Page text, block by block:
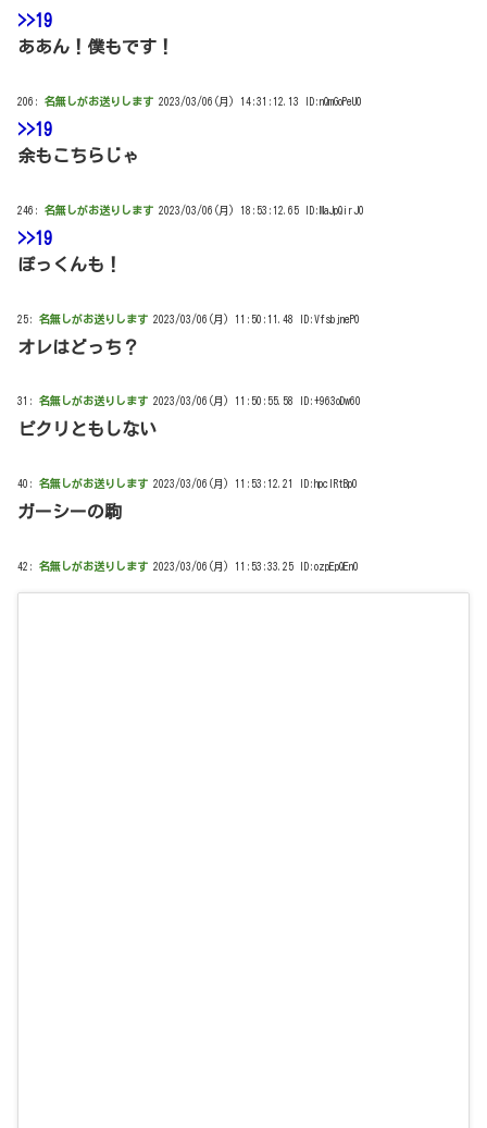
>>19
ああん！僕もです！
206: 名無しがお送りします 2023/03/06(月) 14:31:12.13 ID:nQmGoPeU0
>>19
余もこちらじゃ
246: 名無しがお送りします 2023/03/06(月) 18:53:12.65 ID:MaJpQirJ0
>>19
ぽっくんも！
25: 名無しがお送りします 2023/03/06(月) 11:50:11.48 ID:VfsbjneP0
オレはどっち？
31: 名無しがお送りします 2023/03/06(月) 11:50:55.58 ID:+963oDw60
ピクリともしない
40: 名無しがお送りします 2023/03/06(月) 11:53:12.21 ID:hpcIRtBp0
ガーシーの駒
42: 名無しがお送りします 2023/03/06(月) 11:53:33.25 ID:ozpEpQEn0